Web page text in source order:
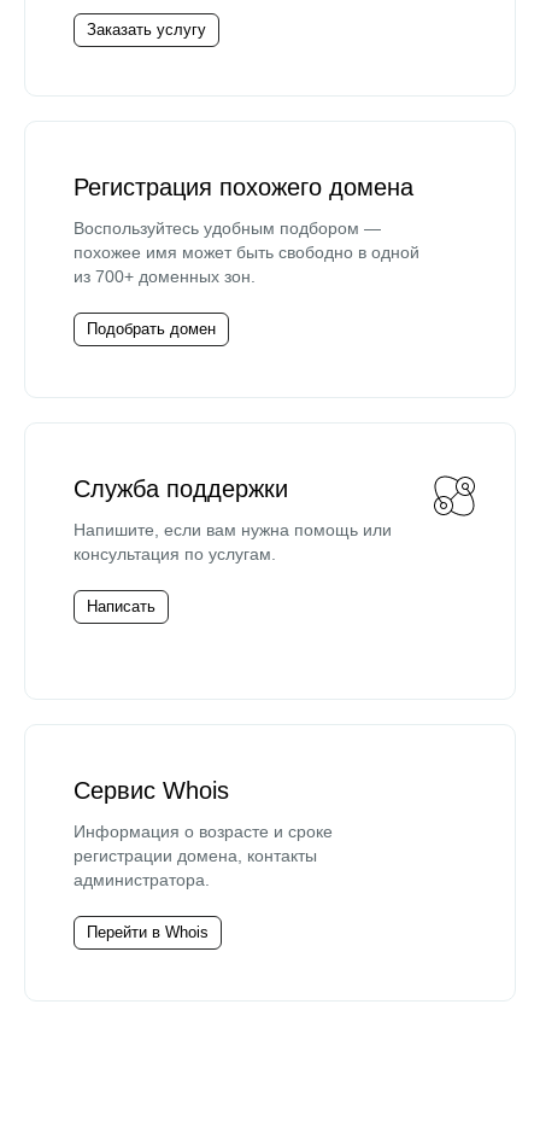
Заказать услугу
Регистрация похожего домена
Воспользуйтесь удобным подбором —
похожее имя может быть свободно в одной
из 700+ доменных зон.
Подобрать домен
Служба поддержки
Напишите, если вам нужна помощь или
консультация по услугам.
Написать
Сервис Whois
Информация о возрасте и сроке
регистрации домена, контакты
администратора.
Перейти в Whois